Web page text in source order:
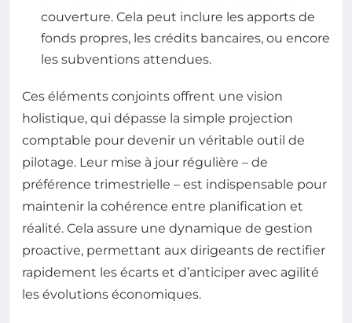
couverture. Cela peut inclure les apports de
fonds propres, les crédits bancaires, ou encore
les subventions attendues.
Ces éléments conjoints offrent une vision
holistique, qui dépasse la simple projection
comptable pour devenir un véritable outil de
pilotage. Leur mise à jour régulière – de
préférence trimestrielle – est indispensable pour
maintenir la cohérence entre planification et
réalité. Cela assure une dynamique de gestion
proactive, permettant aux dirigeants de rectifier
rapidement les écarts et d’anticiper avec agilité
les évolutions économiques.